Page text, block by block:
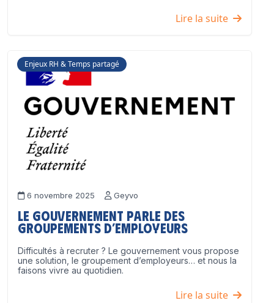
Lire la suite
Enjeux RH & Temps partagé
6 novembre 2025 Geyvo
Le Gouvernement parle des
groupements d’employeurs
Difficultés à recruter ? Le gouvernement vous propose
une solution, le groupement d’employeurs… et nous la
faisons vivre au quotidien.
Lire la suite